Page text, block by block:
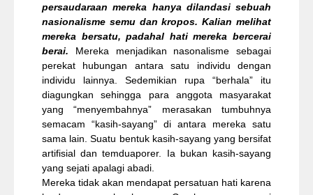
persaudaraan mereka hanya dilandasi sebuah
nasionalisme semu dan kropos. Kalian melihat
mereka bersatu, padahal hati mereka bercerai
berai. Mereka menjadikan nasonalisme sebagai
perekat hubungan antara satu individu dengan
individu lainnya. Sedemikian rupa “berhala” itu
diagungkan sehingga para anggota masyarakat
yang “menyembahnya” merasakan tumbuhnya
semacam “kasih-sayang” di antara mereka satu
sama lain. Suatu bentuk kasih-sayang yang bersifat
artifisial dan temduaporer. Ia bukan kasih-sayang
yang sejati apalagi abadi.
Mereka tidak akan mendapat persatuan hati karena